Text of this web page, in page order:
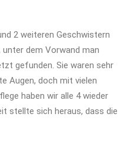
2 weiteren Geschwistern
dem Vorwand man
gefunden. Sie waren sehr
Augen, doch mit vielen
haben wir alle 4 wieder
stellte sich heraus, dass die